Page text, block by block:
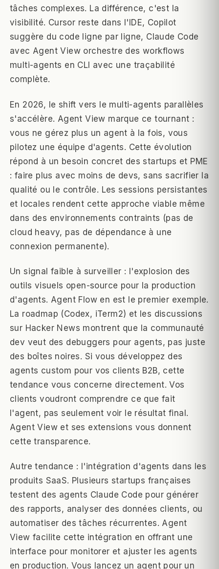
tâches complexes. La différence, c'est la
visibilité. Cursor reste dans l'IDE, Copilot
suggère du code ligne par ligne, Claude Code
avec Agent View orchestre des workflows
multi-agents en CLI avec une traçabilité
complète.
En 2026, le shift vers le multi-agents parallèles
s'accélère. Agent View marque ce tournant :
vous ne gérez plus un agent à la fois, vous
pilotez une équipe d'agents. Cette évolution
répond à un besoin concret des startups et PME
: faire plus avec moins de devs, sans sacrifier la
qualité ou le contrôle. Les sessions persistantes
et locales rendent cette approche viable même
dans des environnements contraints (pas de
cloud heavy, pas de dépendance à une
connexion permanente).
Un signal faible à surveiller : l'explosion des
outils visuels open-source pour la production
d'agents. Agent Flow en est le premier exemple.
La roadmap (Codex, iTerm2) et les discussions
sur Hacker News montrent que la communauté
dev veut des debuggers pour agents, pas juste
des boîtes noires. Si vous développez des
agents custom pour vos clients B2B, cette
tendance vous concerne directement. Vos
clients voudront comprendre ce que fait
l'agent, pas seulement voir le résultat final.
Agent View et ses extensions vous donnent
cette transparence.
Autre tendance : l'intégration d'agents dans les
produits SaaS. Plusieurs startups françaises
testent des agents Claude Code pour générer
des rapports, analyser des données clients, ou
automatiser des tâches récurrentes. Agent
View facilite cette intégration en offrant une
interface pour monitorer et ajuster les agents
en production. Vous lancez un agent pour un